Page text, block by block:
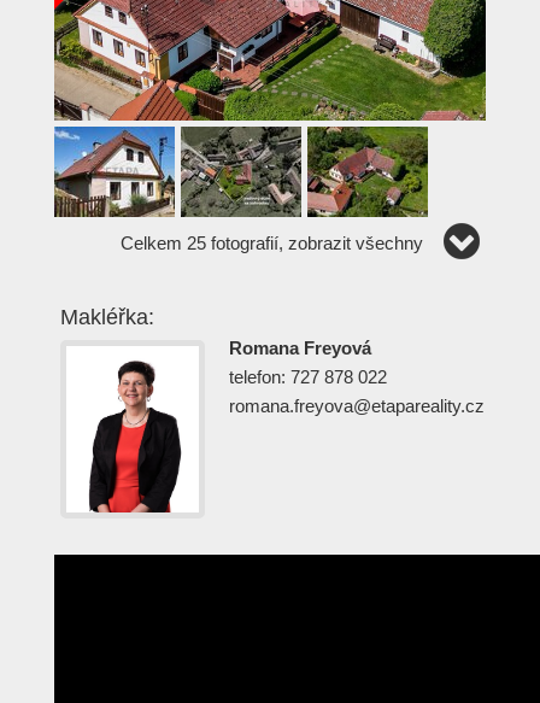
Celkem 25 fotografií, zobrazit všechny
Makléřka:
Romana Freyová
telefon: 727 878 022
romana.freyova@etapareality.cz